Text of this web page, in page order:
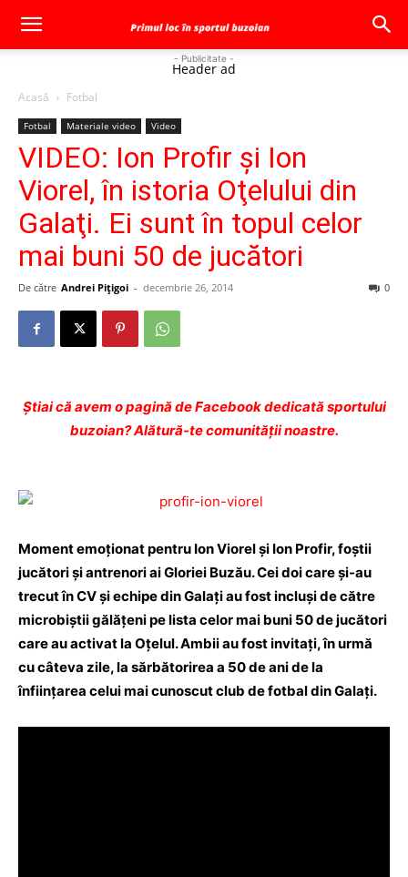
- Publicitate -
Header ad
Acasă Fotbal
Fotbal Materiale video Video
VIDEO: Ion Profir şi Ion
Viorel, în istoria Oţelului din
Galaţi. Ei sunt în topul celor
mai buni 50 de jucători
De către Andrei Pițigoi - decembrie 26, 2014 0
Ştiai că avem o pagină de Facebook dedicată sportului
buzoian? Alătură-te comunității noastre.
Moment emoţionat pentru Ion Viorel şi Ion Profir, foştii
jucători şi antrenori ai Gloriei Buzău. Cei doi care şi-au
trecut în CV şi echipe din Galaţi au fost incluşi de către
microbiştii gălăţeni pe lista celor mai buni 50 de jucători
care au activat la Oţelul. Ambii au fost invitaţi, în urmă
cu câteva zile, la sărbătorirea a 50 de ani de la
înfiinţarea celui mai cunoscut club de fotbal din Galaţi.